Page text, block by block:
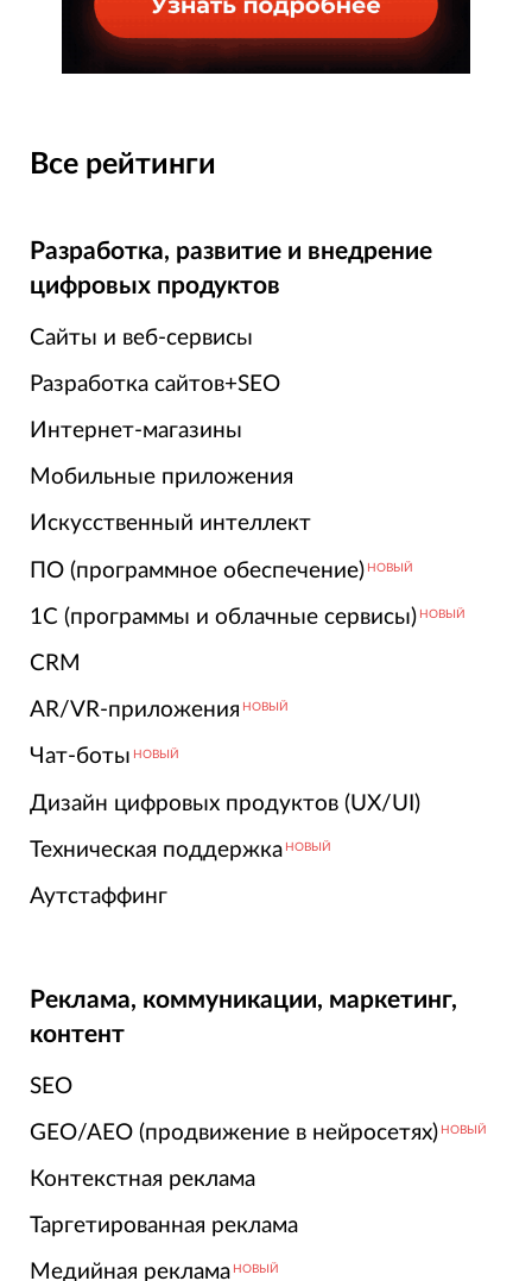
Все рейтинги
Разработка, развитие и внедрение
цифровых продуктов
Сайты и веб-сервисы
Разработка сайтов+SEO
Интернет-магазины
Мобильные приложения
Искусственный интеллект
ПО (программное обеспечение) НОВЫЙ
1С (программы и облачные сервисы) НОВЫЙ
CRM
AR/VR-приложения НОВЫЙ
Чат-боты НОВЫЙ
Дизайн цифровых продуктов (UX/UI)
Техническая поддержка НОВЫЙ
Аутстаффинг
Реклама, коммуникации, маркетинг,
контент
SEO
GEO/AEO (продвижение в нейросетях) НОВЫЙ
Контекстная реклама
Таргетированная реклама
Медийная реклама НОВЫЙ